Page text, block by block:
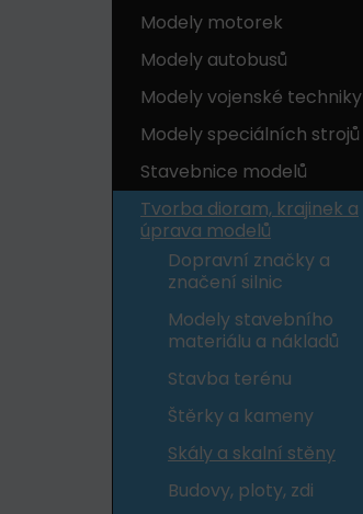
Modely motorek
Modely autobusů
Modely vojenské techniky
Modely speciálních strojů
Stavebnice modelů
Tvorba dioram, krajinek a
úprava modelů
Dopravní značky a
značení silnic
Modely stavebního
materiálu a nákladů
Stavba terénu
Štěrky a kameny
Skály a skalní stěny
Budovy, ploty, zdi